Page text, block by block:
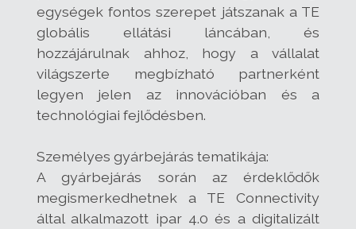
egységek fontos szerepet játszanak a TE
globális ellátási láncában, és
hozzájárulnak ahhoz, hogy a vállalat
világszerte megbízható partnerként
legyen jelen az innovációban és a
technológiai fejlődésben.
Személyes gyárbejárás tematikája:
A gyárbejárás során az érdeklődők
megismerkedhetnek a TE Connectivity
által alkalmazott ipar 4.0 és a digitalizált